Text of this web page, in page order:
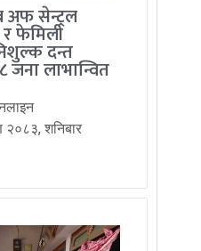
अफ सेन्ट्रल
फेमिली
दन्त
जना लाभान्वित
२०८३, शनिबार